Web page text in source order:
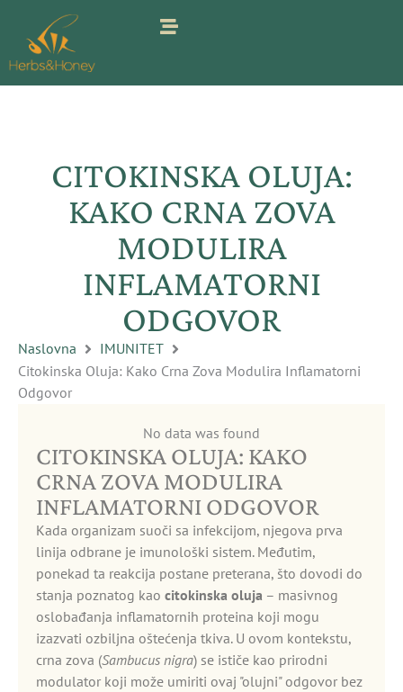
sadržaj
CITOKINSKA OLUJA:
KAKO CRNA ZOVA
MODULIRA
INFLAMATORNI
ODGOVOR
Naslovna
IMUNITET
Citokinska Oluja: Kako Crna Zova Modulira Inflamatorni
Odgovor
No data was found
CITOKINSKA OLUJA: KAKO
CRNA ZOVA MODULIRA
INFLAMATORNI ODGOVOR
Kada organizam suoči sa infekcijom, njegova prva
linija odbrane je imunološki sistem. Međutim,
ponekad ta reakcija postane preterana, što dovodi do
stanja poznatog kao citokinska oluja – masivnog
oslobađanja inflamatornih proteina koji mogu
izazvati ozbiljna oštećenja tkiva. U ovom kontekstu,
crna zova (Sambucus nigra) se ističe kao prirodni
modulator koji može umiriti ovaj "olujni" odgovor bez